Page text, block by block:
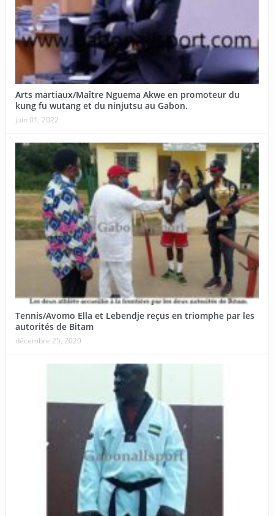
Arts martiaux/Maître Nguema Akwe en promoteur du
kung fu wutang et du ninjutsu au Gabon.
juin 01, 2022
Tennis/Avomo Ella et Lebendje reçus en triomphe par les
autorités de Bitam
décembre 25, 2020